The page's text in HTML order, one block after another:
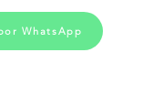
WhatsApp